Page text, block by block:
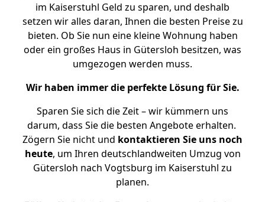
im Kaiserstuhl Geld zu sparen, und deshalb
setzen wir alles daran, Ihnen die besten Preise zu
bieten. Ob Sie nun eine kleine Wohnung haben
oder ein großes Haus in Gütersloh besitzen, was
umgezogen werden muss.
Wir haben immer die perfekte Lösung für Sie.
Sparen Sie sich die Zeit – wir kümmern uns
darum, dass Sie die besten Angebote erhalten.
Zögern Sie nicht und kontaktieren Sie uns noch
heute, um Ihren deutschlandweiten Umzug von
Gütersloh nach Vogtsburg im Kaiserstuhl zu
planen.